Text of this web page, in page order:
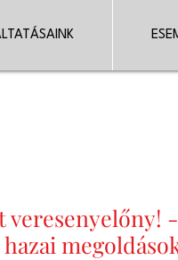
veresenyelőny!
hazai